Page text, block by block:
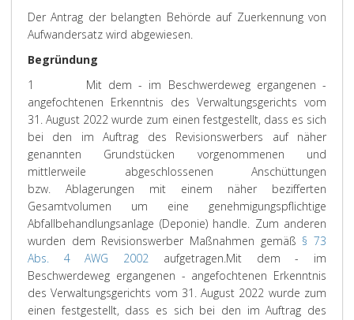
Der Antrag der belangten Behörde auf Zuerkennung von
Aufwandersatz wird abgewiesen.
Begründung
1 Mit dem - im Beschwerdeweg ergangenen -
angefochtenen Erkenntnis des Verwaltungsgerichts vom
31. August 2022 wurde zum einen festgestellt, dass es sich
bei den im Auftrag des Revisionswerbers auf näher
genannten Grundstücken vorgenommenen und
mittlerweile abgeschlossenen Anschüttungen
bzw. Ablagerungen mit einem näher bezifferten
Gesamtvolumen um eine genehmigungspflichtige
Abfallbehandlungsanlage (Deponie) handle. Zum anderen
wurden dem Revisionswerber Maßnahmen gemäß § 73
Abs. 4 AWG 2002 aufgetragen.Mit dem - im
Beschwerdeweg ergangenen - angefochtenen Erkenntnis
des Verwaltungsgerichts vom 31. August 2022 wurde zum
einen festgestellt, dass es sich bei den im Auftrag des